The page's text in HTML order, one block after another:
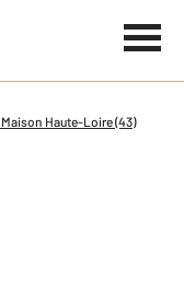
Haute-Loire (43)